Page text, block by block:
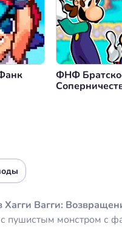
громкостью
ФНФ
Вагги:
с пушистым монстром с